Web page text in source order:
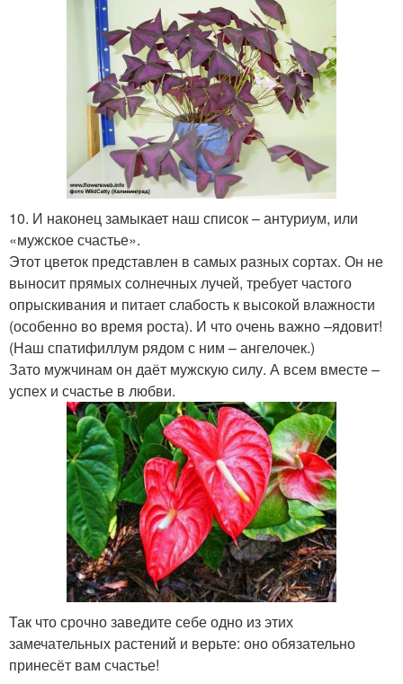
10. И наконец замыкает наш список – антуриум, или
«мужское счастье».
Этот цветок представлен в самых разных сортах. Он не
выносит прямых солнечных лучей, требует частого
опрыскивания и питает слабость к высокой влажности
(особенно во время роста). И что очень важно –ядовит!
(Наш спатифиллум рядом с ним – ангелочек.)
Зато мужчинам он даёт мужскую силу. А всем вместе –
успех и счастье в любви.
Так что срочно заведите себе одно из этих
замечательных растений и верьте: оно обязательно
принесёт вам счастье!